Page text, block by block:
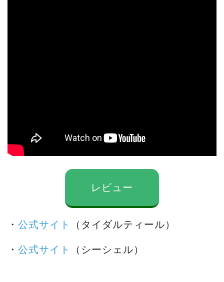
レビュー
・ 公式サイト （タイダルティール）
・ 公式サイト （シーシェル）